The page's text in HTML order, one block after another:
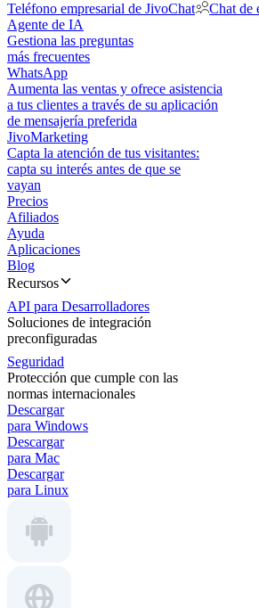
Teléfono empresarial de JivoChat
Chat de
Agente de IA
Gestiona las preguntas
más frecuentes
WhatsApp
Aumenta las ventas y ofrece asistencia
a tus clientes a través de su aplicación
de mensajería preferida
JivoMarketing
Capta la atención de tus visitantes:
capta su interés antes de que se
vayan
Precios
Afiliados
Ayuda
Aplicaciones
Blog
Recursos
API para Desarrolladores
Soluciones de integración
preconfiguradas
Seguridad
Protección que cumple con las
normas internacionales
Descargar
para Windows
Descargar
para Mac
Descargar
para Linux